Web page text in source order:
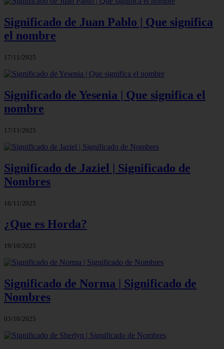
Significado de Juan Pablo | Que significa
el nombre
17/11/2025
Significado de Yesenia | Que significa el
nombre
17/11/2025
Significado de Jaziel | Significado de
Nombres
16/11/2025
¿Que es Horda?
19/10/2025
Significado de Norma | Significado de
Nombres
03/10/2025